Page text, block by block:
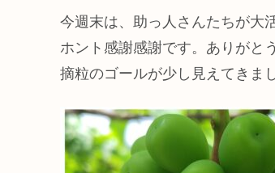
今週末は、助っ人さんたちが大
ホント感謝感謝です。ありがと
摘粒のゴールが少し見えてきま